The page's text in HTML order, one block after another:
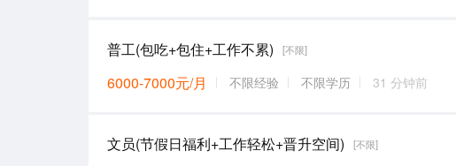
普工(包吃+包住+工作不累) [不限]
6000-7000元/月 不限经验 不限学历 31 分钟前
文员(节假日福利+工作轻松+晋升空间) [不限]